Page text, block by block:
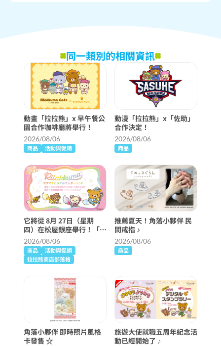
同一類別的相關資訊
動畫「拉拉熊」x 早午餐公
園合作咖啡廳將舉行！
2026/08/06
商品 活動與促銷
動漫「拉拉熊」x「佐助」
合作決定！
2026/08/06
商品
它將從 8月 27日（星期
四）在松屋銀座舉行！「麥
克奇蹟仙境」詳細信息 ♪
2026/08/06
商品
活動與促銷
拉拉熊商店部落格
推薦夏天！角落小夥伴 民
間戒指 ♪
2026/08/06
商品
角落小夥伴 即時照片風格
卡發售 ☆
旅遊大使就職五周年紀念活
動已經開始了 ♪